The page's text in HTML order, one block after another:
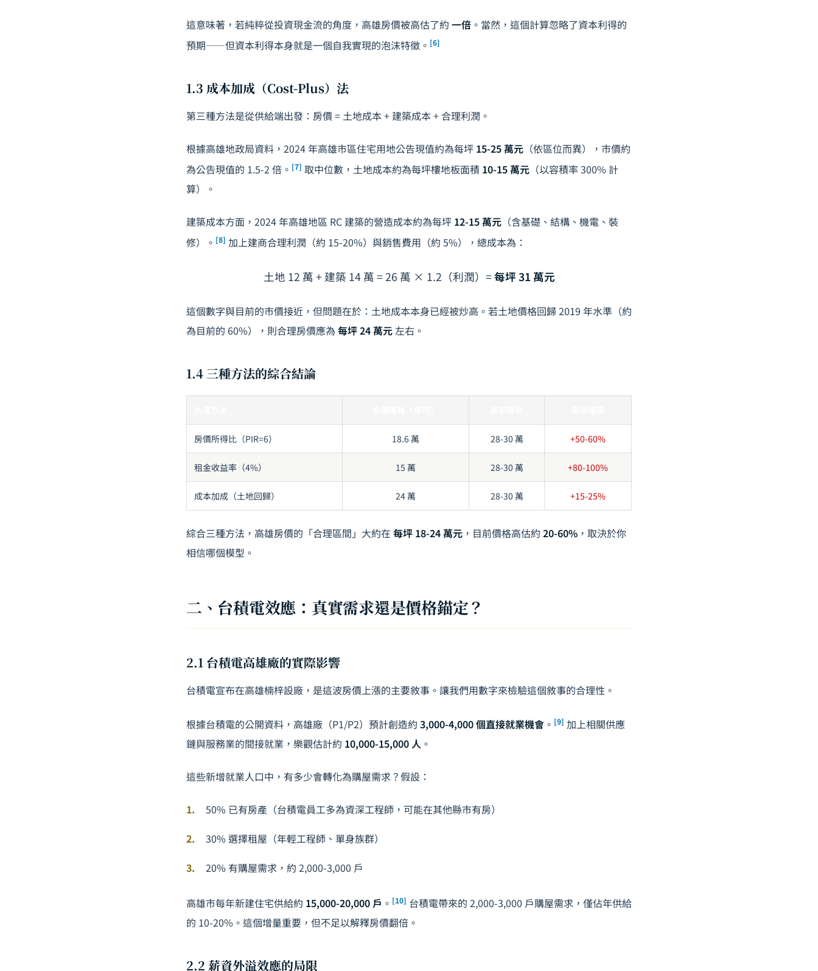
這意味著，若純粹從投資現金流的角度，高雄房價被高估了約 一倍 。當然，這個計算忽略了資本利得的
預期——但資本利得本身就是一個自我實現的泡沫特徵。 [6]
1.3 成本加成（Cost-Plus）法
第三種方法是從供給端出發：房價 = 土地成本 + 建築成本 + 合理利潤。
根據高雄地政局資料，2024 年高雄市區住宅用地公告現值約為每坪 15-25 萬元 （依區位而異），市價約
為公告現值的 1.5-2 倍。 [7] 取中位數，土地成本約為每坪樓地板面積 10-15 萬元 （以容積率 300% 計
算）。
建築成本方面，2024 年高雄地區 RC 建築的營造成本約為每坪 12-15 萬元 （含基礎、結構、機電、裝
修）。 [8] 加上建商合理利潤（約 15-20%）與銷售費用（約 5%），總成本為：
土地 12 萬 + 建築 14 萬 = 26 萬 × 1.2（利潤）=每坪 31 萬元
這個數字與目前的市價接近，但問題在於：土地成本本身已經被炒高。若土地價格回歸 2019 年水準（約
為目前的 60%），則合理房價應為 每坪 24 萬元 左右。
1.4 三種方法的綜合結論
房價所得比（PIR=6） 18.6 萬 28-30 萬 +50-60%
租金收益率（4%） 15 萬 28-30 萬 +80-100%
成本加成（土地回歸） 24 萬 28-30 萬 +15-25%
綜合三種方法，高雄房價的「合理區間」大約在 每坪 18-24 萬元 ，目前價格高估約 20-60% ，取決於你
相信哪個模型。
二、台積電效應：真實需求還是價格錨定？
2.1 台積電高雄廠的實際影響
台積電宣布在高雄楠梓設廠，是這波房價上漲的主要敘事。讓我們用數字來檢驗這個敘事的合理性。
根據台積電的公開資料，高雄廠（P1/P2）預計創造約 3,000-4,000 個直接就業機會 。 [9] 加上相關供應
鏈與服務業的間接就業，樂觀估計約 10,000-15,000 人 。
這些新增就業人口中，有多少會轉化為購屋需求？假設：
50% 已有房產（台積電員工多為資深工程師，可能在其他縣市有房）
30% 選擇租屋（年輕工程師、單身族群）
20% 有購屋需求，約 2,000-3,000 戶
高雄市每年新建住宅供給約 15,000-20,000 戶 。 [10] 台積電帶來的 2,000-3,000 戶購屋需求，僅佔年供給
的 10-20%。這個增量重要，但不足以解釋房價翻倍。
2.2 薪資外溢效應的局限